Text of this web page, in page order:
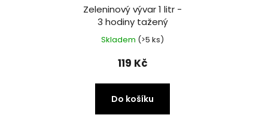
Zeleninový vývar 1 litr -
3 hodiny tažený
Skladem (>5 ks)
119 Kč
Do košíku